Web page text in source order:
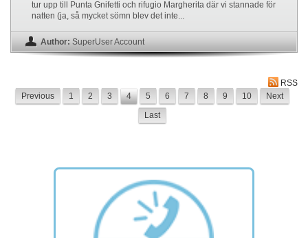
tur upp till Punta Gnifetti och rifugio Margherita där vi stannade för
natten (ja, så mycket sömn blev det inte...
Author: SuperUser Account
RSS
Previous
1 2 3 4 5 6 7 8 9 10
Next
Last